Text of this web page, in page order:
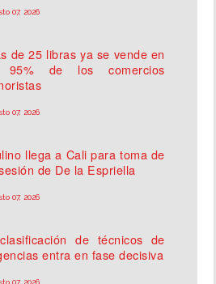
07, 2026
de 25 libras ya se vende en
de los comercios
07, 2026
llega a Cali para toma de
de De la Espriella
07, 2026
de técnicos de
entra en fase decisiva
07, 2026